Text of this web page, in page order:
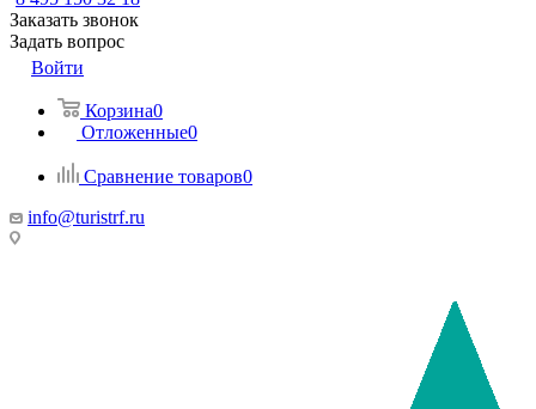
Заказать звонок
Задать вопрос
Войти
Корзина0
Отложенные0
Сравнение товаров0
info@turistrf.ru